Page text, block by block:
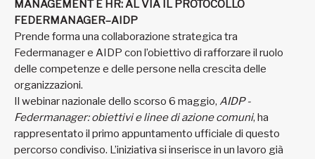
MANAGEMENT E HR: AL VIA IL PROTOCOLLO
FEDERMANAGER–AIDP
Prende forma una collaborazione strategica tra
Federmanager e AIDP con l’obiettivo di rafforzare il ruolo
delle competenze e delle persone nella crescita delle
organizzazioni.
Il webinar nazionale dello scorso 6 maggio, AIDP -
Federmanager: obiettivi e linee di azione comuni, ha
rappresentato il primo appuntamento ufficiale di questo
percorso condiviso. L’iniziativa si inserisce in un lavoro già